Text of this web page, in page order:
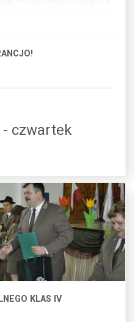
czwartek
KLAS IV